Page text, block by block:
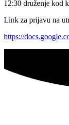
12:30 druženje kod
Link za prijavu na
https://